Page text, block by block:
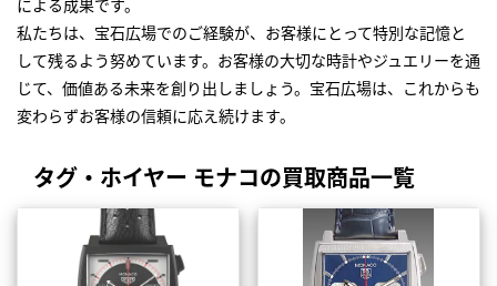
による成果です。
私たちは、宝石広場でのご経験が、お客様にとって特別な記憶と
して残るよう努めています。お客様の大切な時計やジュエリーを通
じて、価値ある未来を創り出しましょう。宝石広場は、これからも
変わらずお客様の信頼に応え続けます。
タグ・ホイヤー モナコの買取商品一覧